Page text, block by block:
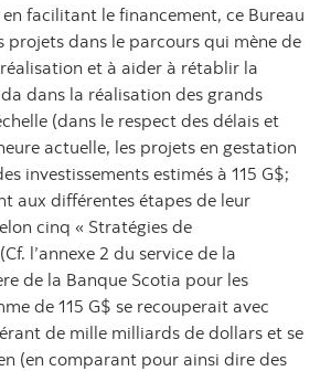
facilitant le financement, ce Bureau
projets dans le parcours qui mène de
et à aider à rétablir la
dans la réalisation des grands
(dans le respect des délais et
actuelle, les projets en gestation
investissements estimés à 115 G$;
aux différentes étapes de leur
cinq « Stratégies de
l’annexe 2 du service de la
de la Banque Scotia pour les
de 115 G$ se recouperait avec
de mille milliards de dollars et se
(en comparant pour ainsi dire des